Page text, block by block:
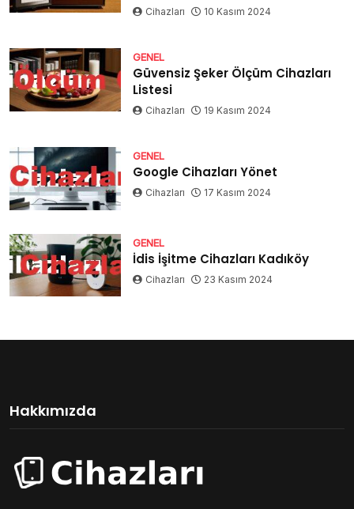
Cihazları 10 Kasım 2024
GENEL
Güvensiz Şeker Ölçüm Cihazları
Listesi
Cihazları 19 Kasım 2024
GENEL
Google Cihazları Yönet
Cihazları 17 Kasım 2024
GENEL
İdis İşitme Cihazları Kadıköy
Cihazları 23 Kasım 2024
Hakkımızda